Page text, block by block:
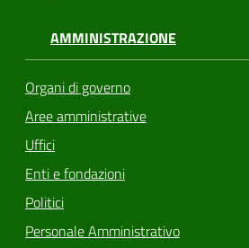
AMMINISTRAZIONE
Organi di governo
Aree amministrative
Uffici
Enti e fondazioni
Politici
Personale Amministrativo